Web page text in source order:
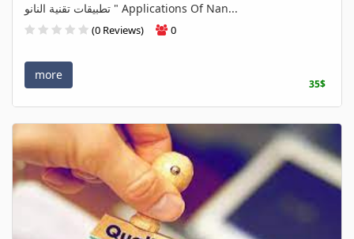
تطبيقات تقنية النانو " Applications Of Nan...
(0 Reviews) 0
more
35$